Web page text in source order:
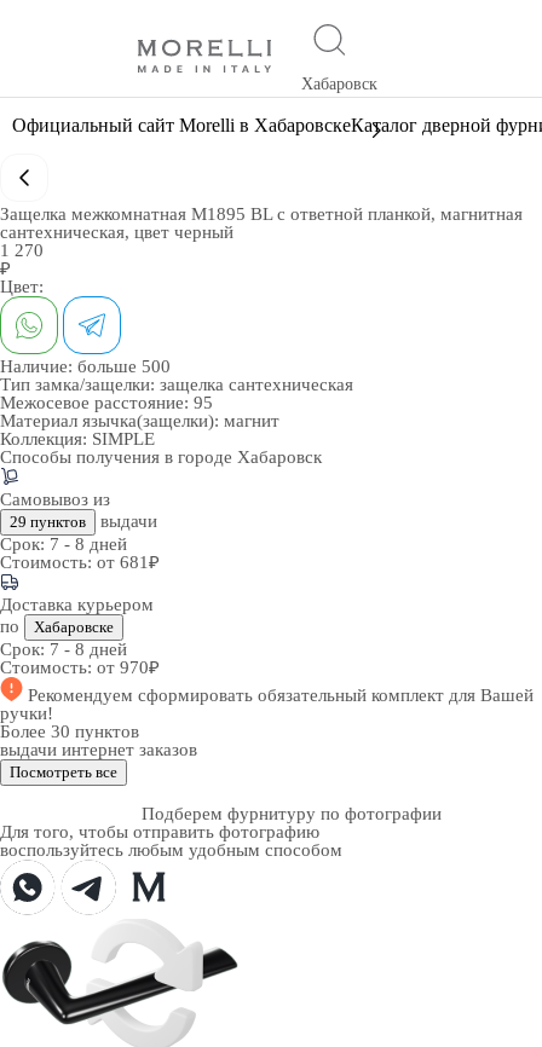
Хабаровск
Официальный сайт Morelli в ХабаровскеКаталог дверной
Защелка межкомнатная M1895 BL с ответной планкой, магнитная
сантехническая, цвет черный
1 270
₽
Цвет:
Наличие: больше 500
Тип замка/защелки: защелка сантехническая
Межосевое расстояние: 95
Материал язычка(защелки): магнит
Коллекция: SIMPLE
Способы получения в городе Хабаровск
Самовывоз из
29 пунктов
выдачи
Срок: 7 - 8 дней
Стоимость: от 681₽
Доставка курьером
по
Хабаровске
Срок: 7 - 8 дней
Стоимость: от 970₽
Рекомендуем сформировать обязательный комплект для Вашей
ручки!
Более 30 пунктов
выдачи интернет заказов
Посмотреть все
Подберем фурнитуру по фотографии
Для того, чтобы отправить фотографию
воспользуйтесь любым удобным способом